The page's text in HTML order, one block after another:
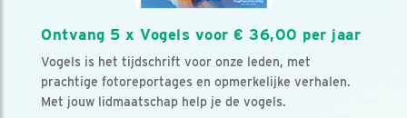
Ontvang 5 x Vogels voor € 36,00 per jaar
Vogels is het tijdschrift voor onze leden, met
prachtige fotoreportages en opmerkelijke verhalen.
Met jouw lidmaatschap help je de vogels.